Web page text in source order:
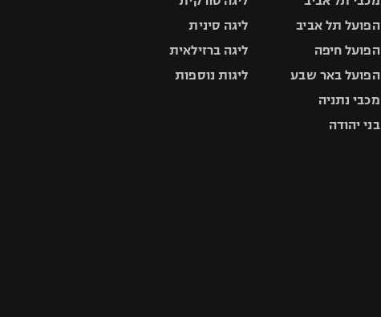
הפועל תל אביב
הפועל חיפה
הפועל באר שבע
מכבי נתניה
בני יהודה
ליגה סינית
ליגה ברזילאית
ליגות נוספות